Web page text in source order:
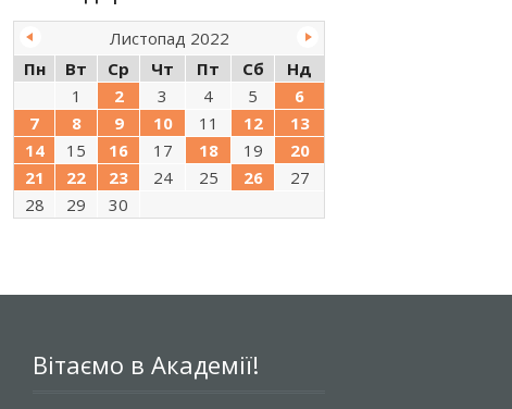
Листопад 2022
Пн
Вт Ср Чт Пт Сб
Нд
1
2 3 4 5
6
7
8 9 10 11 12
13
14
15 16 17 18 19
20
21
22 23 24 25 26
27
28
29 30
Вітаємо в Академії!